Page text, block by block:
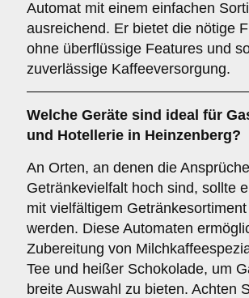
Automat mit einem einfachen
ausreichend. Er bietet die nötige
ohne überflüssige Features und
zuverlässige Kaffeeversorgung.
Welche Geräte sind ideal für
und Hotellerie in Heinzenberg?
An Orten, an denen die
Getränkevielfalt hoch sind, sollte
mit vielfältigem
werden. Diese Automaten
Zubereitung von
Tee und heißer Schokolade, um
breite Auswahl zu bieten. Achten